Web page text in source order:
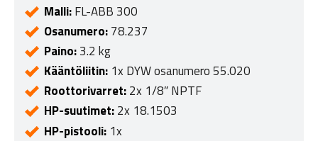
Malli:FL-ABB 300
Osanumero:78.237
Paino:3.2 kg
Kääntöliitin: 1x DYW osanumero 55.020
Roottorivarret:2x 1/8″ NPTF
HP-suutimet:2x 18.1503
HP-pistooli: 1x